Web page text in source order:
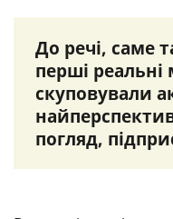
До речі, саме
перші
скуповували
погляд,